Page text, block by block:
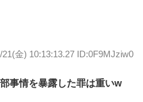
21(金) 10:13:13.27 ID:0F9MJziw0
事情を暴露した罪は重いw